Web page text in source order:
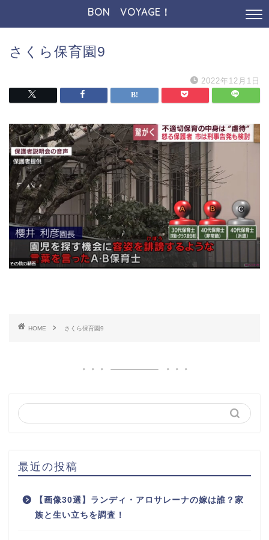
BON VOYAGE！
さくら保育園9
2022年12月1日
HOME さくら保育園9
最近の投稿
【画像30選】ランディ・アロサレーナの嫁は誰？家
族と生い立ちを調査！